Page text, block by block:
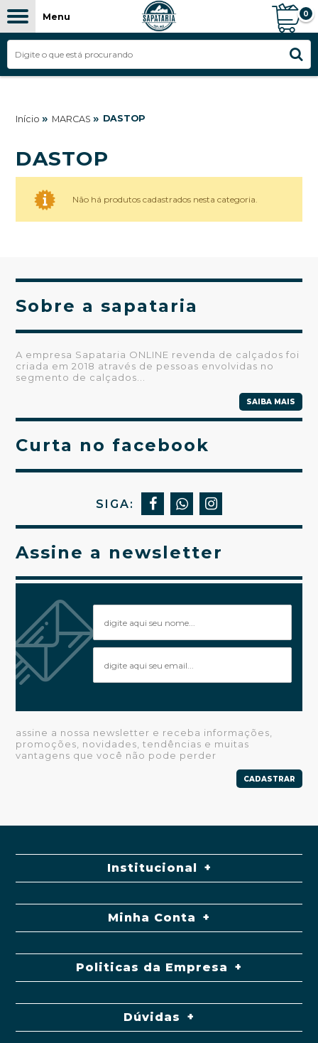
Menu 0
Início » MARCAS » DASTOP
DASTOP
Não há produtos cadastrados nesta categoria.
Sobre a sapataria
A empresa Sapataria ONLINE revenda de calçados foi
criada em 2018 através de pessoas envolvidas no
segmento de calçados...
SAIBA MAIS
Curta no facebook
SIGA:
Assine a newsletter
assine a nossa newsletter e receba informações,
promoções, novidades, tendências e muitas
vantagens que você não pode perder
CADASTRAR
Institucional
Minha Conta
Politicas da Empresa
Dúvidas